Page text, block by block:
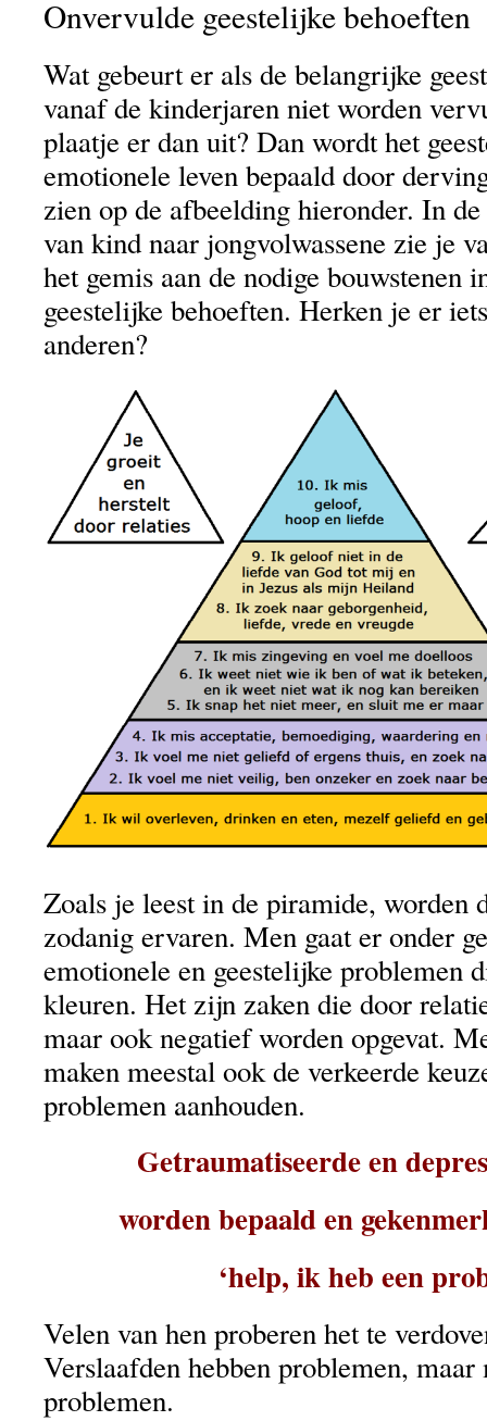
Onvervulde geestelijke behoeften
Wat gebeurt er als de belangrijke
vanaf de kinderjaren niet worden
plaatje er dan uit? Dan wordt het
emotionele leven bepaald door
zien op de afbeelding hieronder. In
van kind naar jongvolwassene zie je
het gemis aan de nodige bouwstenen
geestelijke behoeften. Herken je er
anderen?
Zoals je leest in de piramide, worden
zodanig ervaren. Men gaat er onder
emotionele en geestelijke problemen
kleuren. Het zijn zaken die door
maar ook negatief worden opgevat.
maken meestal ook de verkeerde
problemen aanhouden.
Getraumatiseerde en
worden bepaald en
‘help, ik heb een
Velen van hen proberen het te
Verslaafden hebben problemen, maar
problemen.